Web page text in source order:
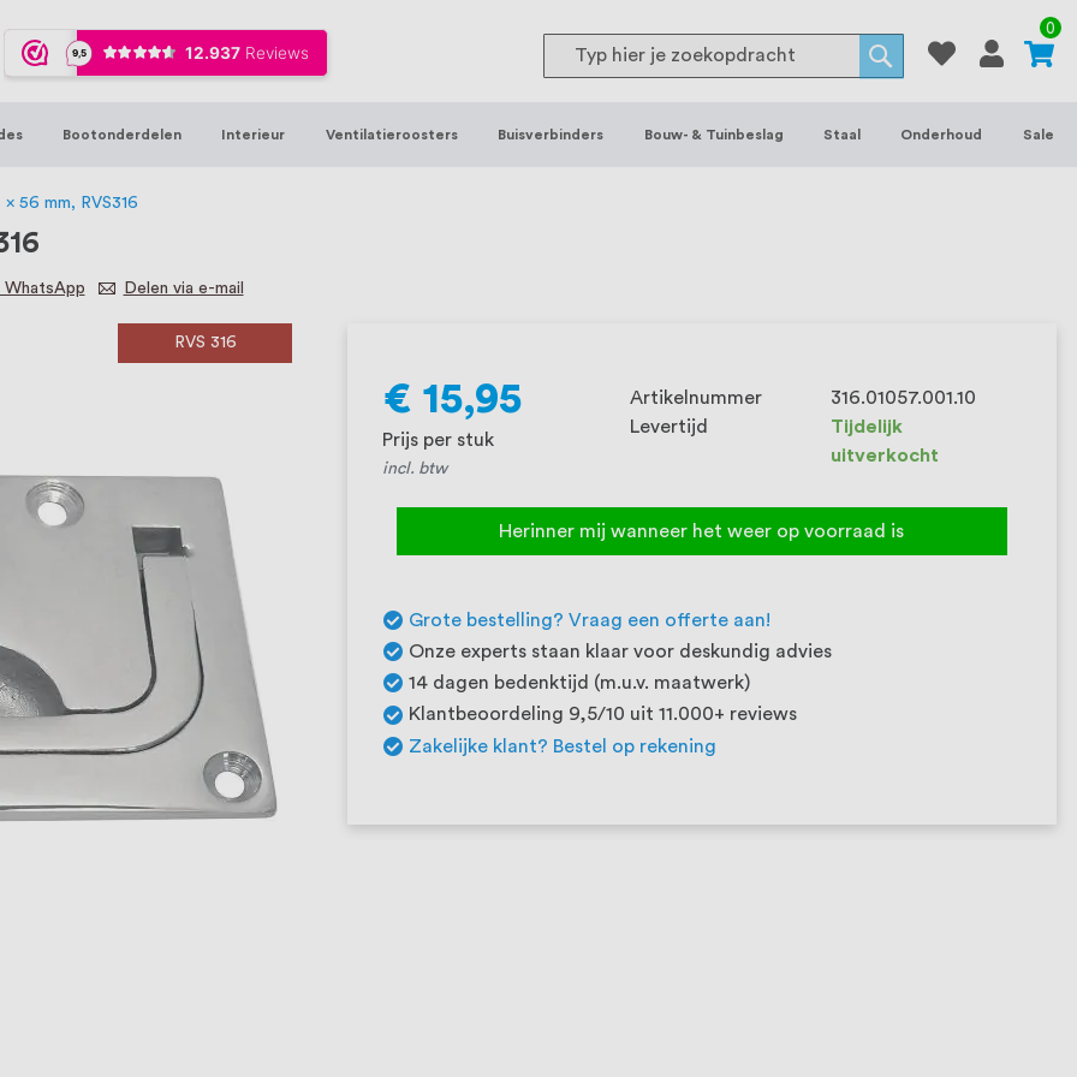
20 jaar ervaring in RVS producten voor binnen- en buitenhuis, waaronder
en bouwbeslag. In onze webshop vind je het grootste assortiment van
produceren, geheel volgens jouw specifieke wensen. Al sinds onze oprichting
we geloven dat een goede relatie met onze klanten het verschil maakt.
Search
Search
0
Bootonderdelen Interieur Ventilatieroosters Buisverbinders Bouw- & Tuinbeslag Staal Onderhoud Sale
56 mm, RVS316
WhatsApp Delen via e-mail
RVS 316
€ 15,95
Prijs per stuk
incl. btw
Artikelnummer
316.01057.001.10
Levertijd
Tijdelijk
uitverkocht
Herinner mij wanneer het weer op voorraad is
Grote bestelling? Vraag een offerte aan!
Onze experts staan klaar voor deskundig advies
14 dagen bedenktijd (m.u.v. maatwerk)
Klantbeoordeling 9,5/10 uit 11.000+ reviews
Zakelijke klant? Bestel op rekening